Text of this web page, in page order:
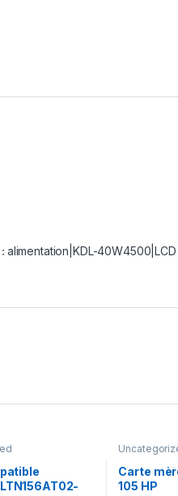
alimentation|KDL-40W4500|LCD
Carte
105 HP